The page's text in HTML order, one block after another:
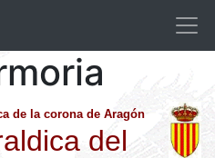
de la corona de Aragón
del